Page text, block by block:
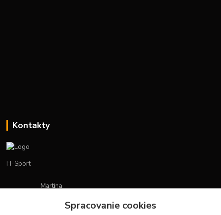
Kontakty
H-Sport
Martina
(Po-Pia, 7-15 hod.)
Spracovanie cookies